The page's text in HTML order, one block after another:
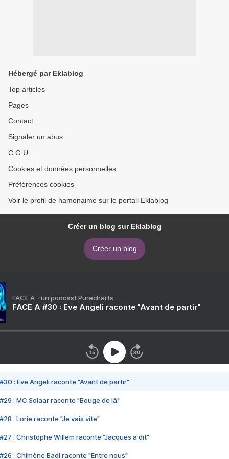
Hébergé par Eklablog
Top articles
Pages
Contact
Signaler un abus
C.G.U.
Cookies et données personnelles
Préférences cookies
Voir le profil de hamonaime sur le portail Eklablog
Créer un blog sur Eklablog
Créer un blog
FACE A - un podcast Purecharts
FACE A #30 : Eve Angeli raconte "Avant de partir"
#30 : Eve Angeli raconte "Avant de partir"
#29 : MC Solaar raconte "Bouge de là"
#28 : Lorie raconte "Je vais vite"
#27 : Christophe Willem raconte "Jacques a dit"
#26 : Chimène Badi raconte "Entre nous"